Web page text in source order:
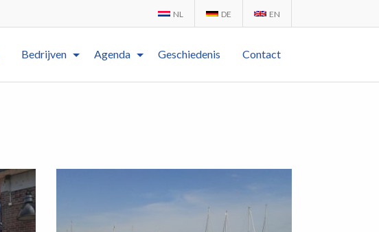
NL DE EN
Bedrijven Agenda Geschiedenis Contact